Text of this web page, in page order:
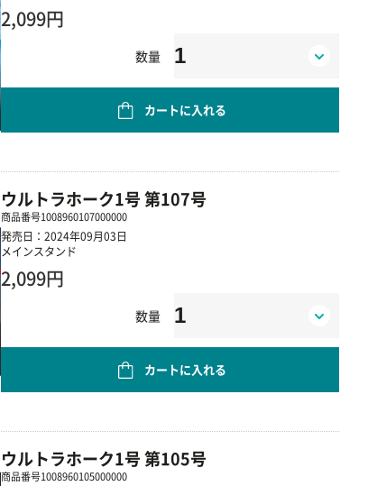
2,099円
数量
カートに入れる
ウルトラホーク1号 第107号
商品番号1008960107000000
発売日：2024年09月03日
メインスタンド
2,099円
数量
カートに入れる
ウルトラホーク1号 第105号
商品番号1008960105000000